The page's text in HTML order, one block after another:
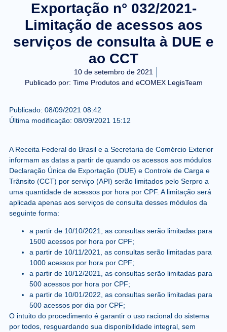
Exportação n° 032/2021-
Limitação de acessos aos
serviços de consulta à DUE e
ao CCT
10 de setembro de 2021
Publicado por: Time Produtos and eCOMEX LegisTeam
Publicado: 08/09/2021 08:42
Última modificação: 08/09/2021 15:12
A Receita Federal do Brasil e a Secretaria de Comércio Exterior
informam as datas a partir de quando os acessos aos módulos
Declaração Única de Exportação (DUE) e Controle de Carga e
Trânsito (CCT) por serviço (API) serão limitados pelo Serpro a
uma quantidade de acessos por hora por CPF. A limitação será
aplicada apenas aos serviços de consulta desses módulos da
seguinte forma:
a partir de 10/10/2021, as consultas serão limitadas para
1500 acessos por hora por CPF;
a partir de 10/11/2021, as consultas serão limitadas para
1000 acessos por hora por CPF;
a partir de 10/12/2021, as consultas serão limitadas para
500 acessos por hora por CPF;
a partir de 10/01/2022, as consultas serão limitadas para
500 acessos por dia por CPF;
O intuito do procedimento é garantir o uso racional do sistema
por todos, resguardando sua disponibilidade integral, sem